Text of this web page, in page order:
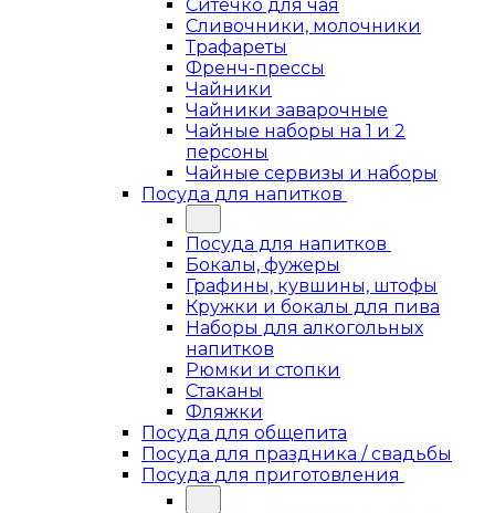
Ситечко для чая
Сливочники, молочники
Трафареты
Френч-прессы
Чайники
Чайники заварочные
Чайные наборы на 1 и 2
персоны
Чайные сервизы и наборы
Посуда для напитков
Посуда для напитков
Бокалы, фужеры
Графины, кувшины, штофы
Кружки и бокалы для пива
Наборы для алкогольных
напитков
Рюмки и стопки
Стаканы
Фляжки
Посуда для общепита
Посуда для праздника / свадьбы
Посуда для приготовления